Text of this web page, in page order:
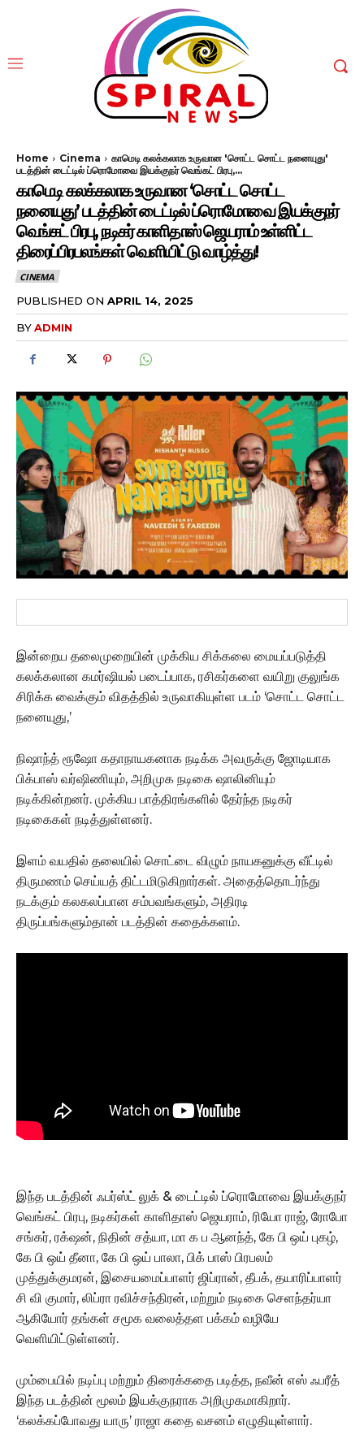
Home Cinema
காமெடி கலக்கலாக உருவான 'சொட்ட சொட்ட நனையுது'
படத்தின் டைட்டில் ப்ரொமோவை இயக்குநர் வெங்கட் பிரபு,...
காமெடி கலக்கலாக உருவான ‘சொட்ட சொட்ட
நனையுது’ படத்தின் டைட்டில் ப்ரொமோவை இயக்குநர்
வெங்கட் பிரபு, நடிகர் காளிதாஸ் ஜெயராம் உள்ளிட்ட
திரைப்பிரபலங்கள் வெளியிட்டு வாழ்த்து!
CINEMA
PUBLISHED ON APRIL 14, 2025
BYADMIN
இன்றைய தலைமுறையின் முக்கிய சிக்கலை மையப்படுத்தி
கலக்கலான கமர்ஷியல் படைப்பாக, ரசிகர்களை வயிறு குலுங்க
சிரிக்க வைக்கும் விதத்தில் உருவாகியுள்ள படம் ‘சொட்ட சொட்ட
நனையுது,’
நிஷாந்த் ரூஷோ கதாநாயகனாக நடிக்க அவருக்கு ஜோடியாக
பிக்பாஸ் வர்ஷிணியும், அறிமுக நடிகை ஷாலினியும்
நடிக்கின்றனர். முக்கிய பாத்திரங்களில் தேர்ந்த நடிகர்
நடிகைகள் நடித்துள்ளனர்.
இளம் வயதில் தலையில் சொட்டை விழும் நாயகனுக்கு வீட்டில்
திருமணம் செய்யத் திட்டமிடுகிறார்கள். அதைத்தொடர்ந்து
நடக்கும் கலகலப்பான சம்பவங்களும், அதிரடி
திருப்பங்களும்தான் படத்தின் கதைக்களம்.
இந்த படத்தின் ஃபர்ஸ்ட் லுக் & டைட்டில் ப்ரொமோவை இயக்குநர்
வெங்கட் பிரபு, நடிகர்கள் காளிதாஸ் ஜெயராம், ரியோ ராஜ், ரோபோ
சங்கர், ரக்‌ஷன், நிதின் சத்யா, மா க ப ஆனந்த், கே பி ஒய் புகழ்,
கே பி ஒய் தீனா, கே பி ஒய் பாலா, பிக் பாஸ் பிரபலம்
முத்துக்குமரன், இசையமைப்பாளர் ஜிப்ரான், தீபக், தயாரிப்பாளர்
சி வி குமார், லிப்ரா ரவிச்சந்திரன், மற்றும் நடிகை செளந்தர்யா
ஆகியோர் தங்கள் சமூக வலைத்தள பக்கம் வழியே
வெளியிட்டுள்ளனர்.
மும்பையில் நடிப்பு மற்றும் திரைக்கதை படித்த, நவீன் எஸ் ஃபரீத்
இந்த படத்தின் மூலம் இயக்குநராக அறிமுகமாகிறார்.
‘கலக்கப்போவது யாரு’ ராஜா கதை வசனம் எழுதியுள்ளார்.